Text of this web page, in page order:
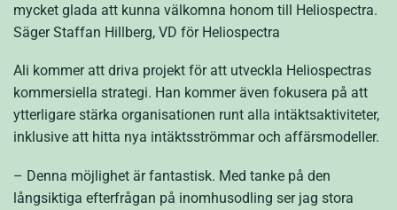
mycket glada att kunna välkomna honom till Heliospectra.
Säger Staffan Hillberg, VD för Heliospectra
Ali kommer att driva projekt för att utveckla Heliospectras
kommersiella strategi. Han kommer även fokusera på att
ytterligare stärka organisationen runt alla intäktsaktiviteter,
inklusive att hitta nya intäktsströmmar och affärsmodeller.
– Denna möjlighet är fantastisk. Med tanke på den
långsiktiga efterfrågan på inomhusodling ser jag stora